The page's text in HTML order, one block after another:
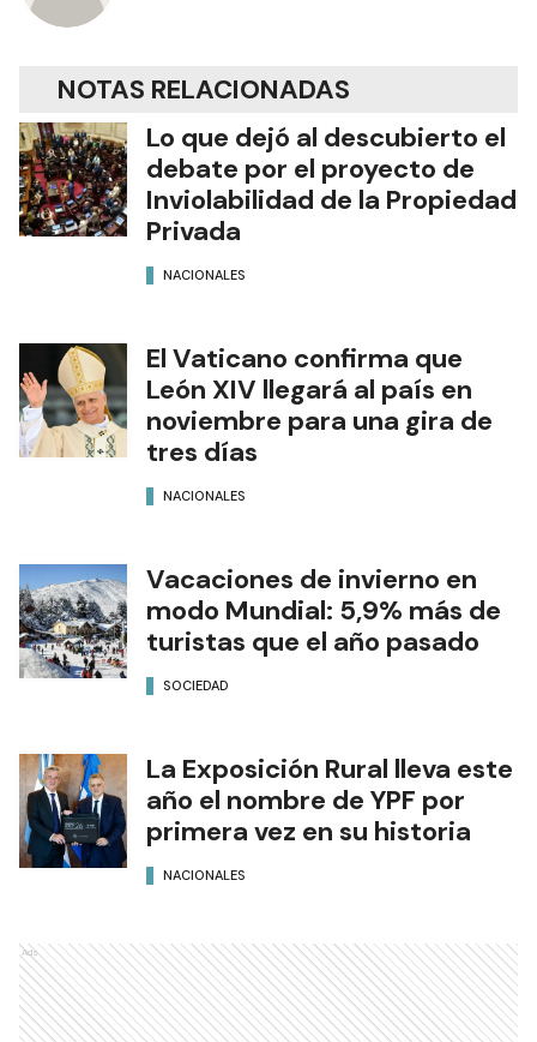
NOTAS RELACIONADAS
Lo que dejó al descubierto el
debate por el proyecto de
Inviolabilidad de la Propiedad
Privada
NACIONALES
El Vaticano confirma que
León XIV llegará al país en
noviembre para una gira de
tres días
NACIONALES
Vacaciones de invierno en
modo Mundial: 5,9% más de
turistas que el año pasado
SOCIEDAD
La Exposición Rural lleva este
año el nombre de YPF por
primera vez en su historia
NACIONALES
Ads